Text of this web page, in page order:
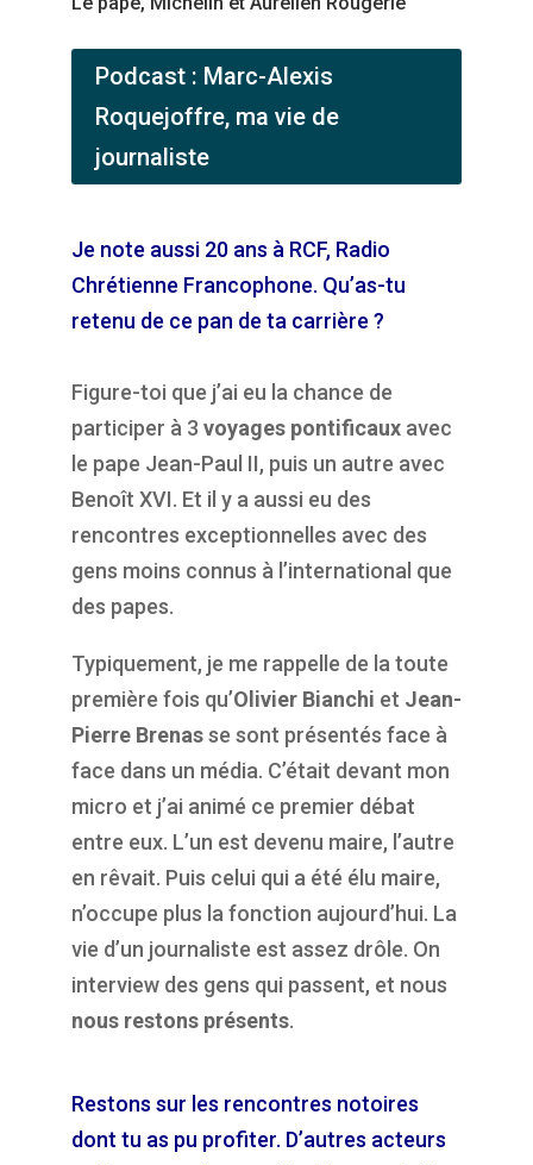
Podcast : Marc-Alexis
Roquejoffre, ma vie de
journaliste
Je note aussi 20 ans à RCF, Radio
Chrétienne Francophone. Qu’as-tu
retenu de ce pan de ta carrière ?
Figure-toi que j’ai eu la chance de
participer à 3 voyages pontificauxavec
le pape Jean-Paul II, puis un autre avec
Benoît XVI. Et il y a aussi eu des
rencontres exceptionnelles avec des
gens moins connus à l’international que
des papes.
Typiquement, je me rappelle de la toute
première fois qu’Olivier Bianchi et Jean-
Pierre Brenasse sont présentés face à
face dans un média. C’était devant mon
micro et j’ai animé ce premier débat
entre eux. L’un est devenu maire, l’autre
en rêvait. Puis celui qui a été élu maire,
n’occupe plus la fonction aujourd’hui. La
vie d’un journaliste est assez drôle. On
interview des gens qui passent, et nous
nous restons présents.
Restons sur les rencontres notoires
dont tu as pu profiter. D’autres acteurs